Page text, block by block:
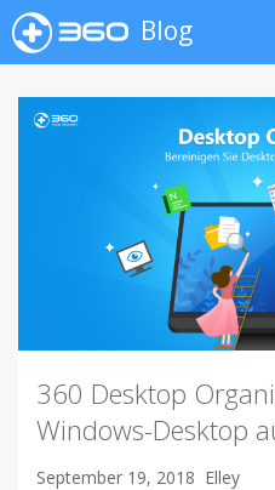
Blog
360 Desktop
Windows-Desktop
September 19, 2018 Elley